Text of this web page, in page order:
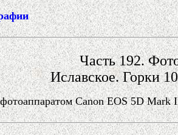
Часть 192.
Иславское. Горки
Canon EOS 5D Mark